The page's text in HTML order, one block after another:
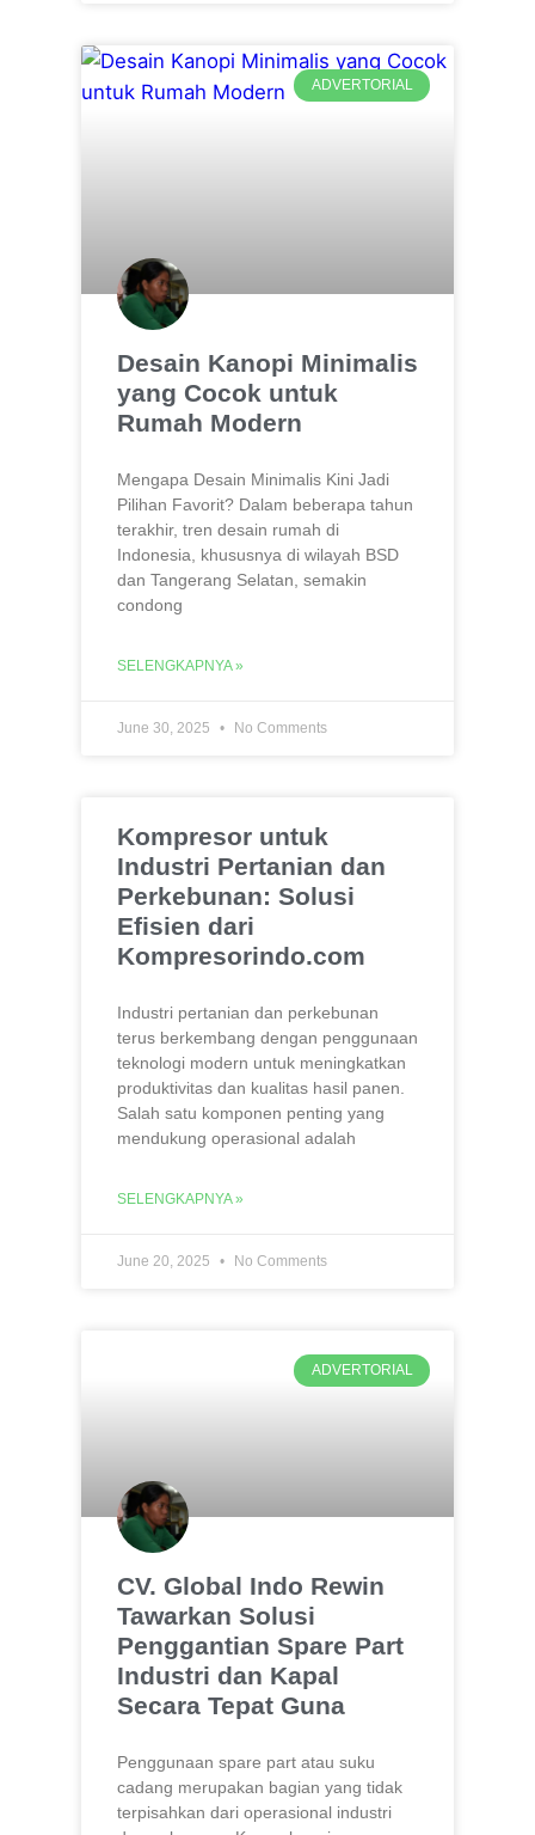
ADVERTORIAL
Desain Kanopi Minimalis
yang Cocok untuk
Rumah Modern
Mengapa Desain Minimalis Kini Jadi
Pilihan Favorit? Dalam beberapa tahun
terakhir, tren desain rumah di
Indonesia, khususnya di wilayah BSD
dan Tangerang Selatan, semakin
condong
SELENGKAPNYA »
June 30, 2025 No Comments
Kompresor untuk
Industri Pertanian dan
Perkebunan: Solusi
Efisien dari
Kompresorindo.com
Industri pertanian dan perkebunan
terus berkembang dengan penggunaan
teknologi modern untuk meningkatkan
produktivitas dan kualitas hasil panen.
Salah satu komponen penting yang
mendukung operasional adalah
SELENGKAPNYA »
June 20, 2025 No Comments
ADVERTORIAL
CV. Global Indo Rewin
Tawarkan Solusi
Penggantian Spare Part
Industri dan Kapal
Secara Tepat Guna
Penggunaan spare part atau suku
cadang merupakan bagian yang tidak
terpisahkan dari operasional industri